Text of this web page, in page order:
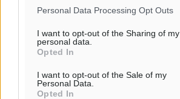
Personal Data Processing Opt Outs
I want to opt-out of the Sharing of my
personal data.
Opted In
I want to opt-out of the Sale of my
Personal Data.
Opted In